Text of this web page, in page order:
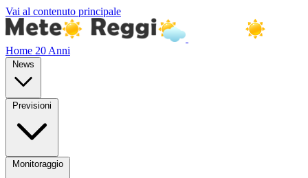
Vai al contenuto principale
Home 20 Anni
News
Previsioni
Monitoraggio